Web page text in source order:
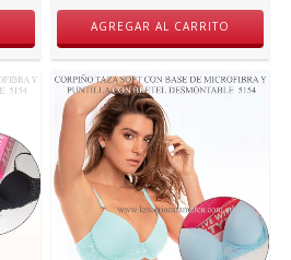
AGREGAR AL CARRITO